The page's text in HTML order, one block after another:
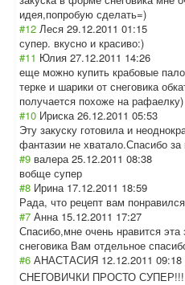
идея,попробую сделать=)
#12 Леся 29.12.2011 01:15
супер. вкусно и красиво:)
#11 Юлия 27.12.2011 14:26
еще можно купить крабовые
терке и шарики от снеговика
получается похоже на
#10 Ириска 26.12.2011 05:53
Эту закуску готовила и
фантазии не хватало.Спасибо
#9 валера 25.12.2011 08:38
вобще супер
#8 Ирина 17.12.2011 18:59
Рада, что рецепт вам
#7 Анна 15.12.2011 17:27
Спасибо,мне очень нравится
снеговика Вам отдельное
#6 АНАСТАСИЯ 12.12.2011 09:18
СНЕГОВИЧКИ ПРОСТО СУПЕР!!!